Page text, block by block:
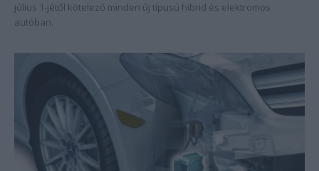
július 1-jétől kötelező minden új típusú hibrid és elektromos
autóban.